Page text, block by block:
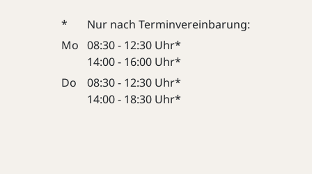
*
Nur nach Terminvereinbarung:
Mo 08:30 - 12:30 Uhr*
14:00 - 16:00 Uhr*
Do
08:30 - 12:30 Uhr*
14:00 - 18:30 Uhr*